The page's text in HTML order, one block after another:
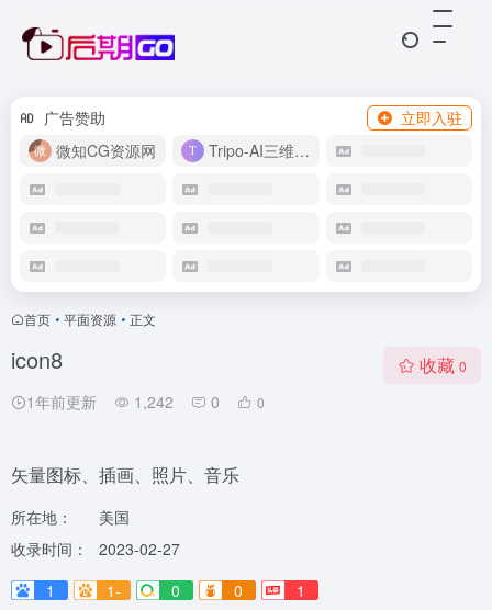
广告赞助
立即入驻
微知CG资源网
Tripo-AI三维模型
首页 • 平面资源 • 正文
icon8
1年前更新 1,242 0 0
收藏 0
矢量图标、插画、照片、音乐
所在地：
美国
收录时间：
2023-02-27
1
1- 0 0 1